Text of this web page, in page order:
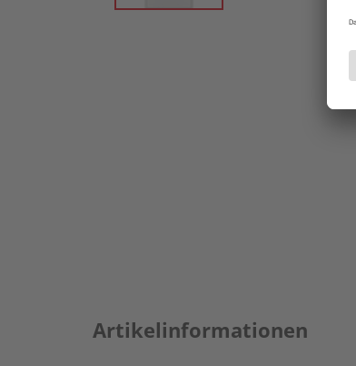
Artikelinformationen